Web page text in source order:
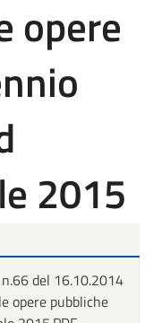
opere
2015
del 16.10.2014
opere pubbliche